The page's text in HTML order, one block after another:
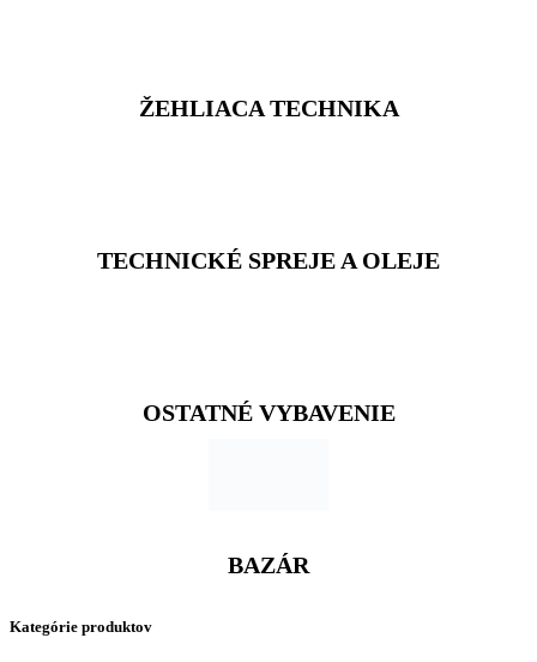
ŽEHLIACA TECHNIKA
TECHNICKÉ SPREJE A OLEJE
OSTATNÉ VYBAVENIE
BAZÁR
Kategórie produktov